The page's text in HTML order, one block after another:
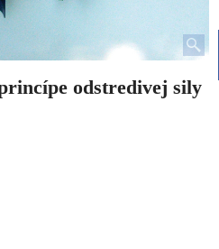
odstredivej sily